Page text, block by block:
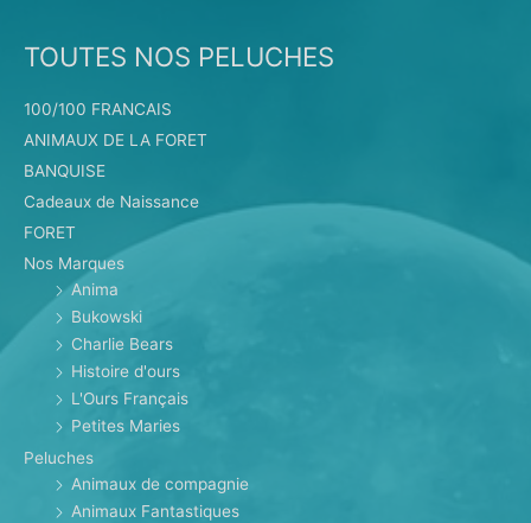
TOUTES NOS PELUCHES
100/100 FRANCAIS
ANIMAUX DE LA FORET
BANQUISE
Cadeaux de Naissance
FORET
Nos Marques
Anima
Bukowski
Charlie Bears
Histoire d'ours
L'Ours Français
Petites Maries
Peluches
Animaux de compagnie
Animaux Fantastiques